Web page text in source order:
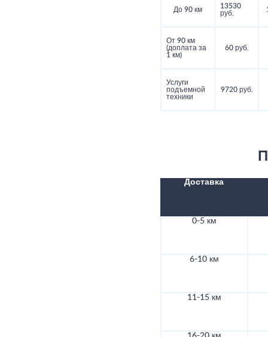
До 90 км
13530
руб.
От 90 км
(доплата за
1 км)
60 руб.
Услуги
подъемной
техники
9720 руб.
Доставка
0-5 км
6-10 км
11-15 км